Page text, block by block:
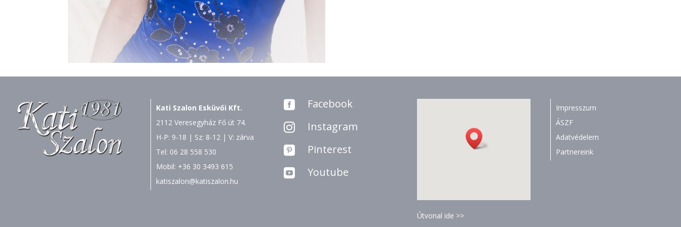
Kati Szalon Esküvői Kft.
2112 Veresegyház Fő út 74.
H-P: 9-18 | Sz: 8-12 | V: zárva
Tel: 06 28 558 530
Mobil: +36 30 3493 615
katiszalon@katiszalon.hu
 Facebook
 Instagram
 Pinterest
 Youtube
Útvonal ide >>
Impresszum
ÁSZF
Adatvédelem
Partnereink